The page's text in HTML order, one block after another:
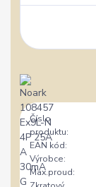
Číslo
produktu:
EAN kód:
Výrobce:
Max.proud: